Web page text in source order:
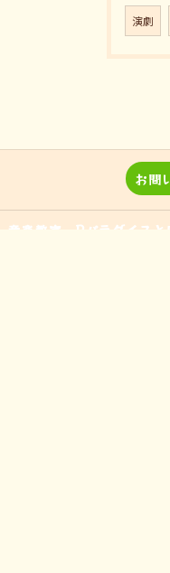
演劇
お問
音楽教室 Pパラダイスと